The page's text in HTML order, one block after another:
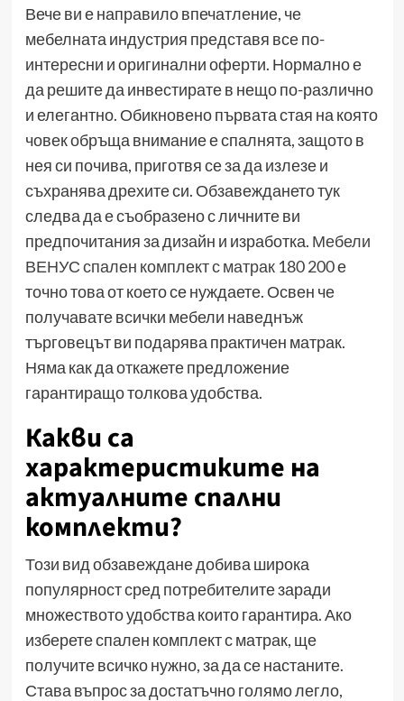
Вече ви е направило впечатление, че
мебелната индустрия представя все по-
интересни и оригинални оферти. Нормално е
да решите да инвестирате в нещо по-различно
и елегантно. Обикновено първата стая на която
човек обръща внимание е спалнята, защото в
нея си почива, приготвя се за да излезе и
съхранява дрехите си. Обзавеждането тук
следва да е съобразено с личните ви
предпочитания за дизайн и изработка. Мебели
ВЕНУС спален комплект с матрак 180 200е
точно това от което се нуждаете. Освен че
получавате всички мебели наведнъж
търговецът ви подарява практичен матрак.
Няма как да откажете предложение
гарантиращо толкова удобства.
Какви са
характеристиките на
актуалните спални
комплекти?
Този вид обзавеждане добива широка
популярност сред потребителите заради
множеството удобства които гарантира. Ако
изберете спален комплект с матрак, ще
получите всичко нужно, за да се настаните.
Става въпрос за достатъчно голямо легло,